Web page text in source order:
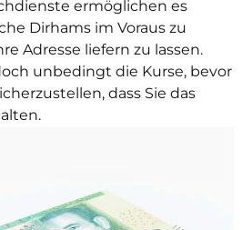
ermöglichen es
Dirhams im Voraus zu
Adresse liefern zu lassen.
unbedingt die Kurse, bevor
dass Sie das